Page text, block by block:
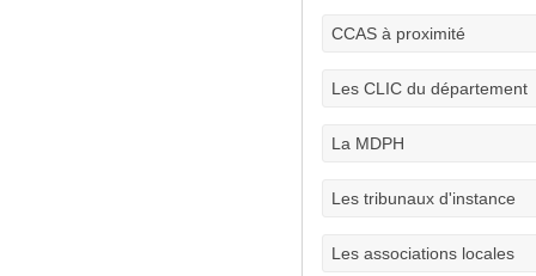
CCAS à proximité
Les CLIC du département
La MDPH
Les tribunaux d'instance
Les associations locales